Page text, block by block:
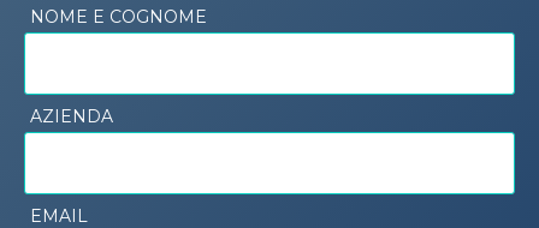
NOME E COGNOME
AZIENDA
EMAIL